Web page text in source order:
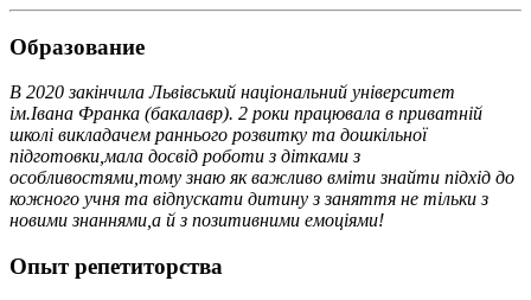
Образование
В 2020 закінчила Львівський національний університет
ім.Івана Франка (бакалавр). 2 роки працювала в приватній
школі викладачем раннього розвитку та дошкільної
підготовки,мала досвід роботи з дітками з
особливостями,тому знаю як важливо вміти знайти підхід до
кожного учня та відпускати дитину з заняття не тільки з
новими знаннями,а й з позитивними емоціями!
Опыт репетиторства